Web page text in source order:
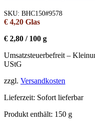
SKU: BHC150#9578
€ 4,20 Glas
€ 2,80 / 100 g
Umsatzsteuerbefreit –
UStG
zzgl. Versandkosten
Lieferzeit: Sofort lieferbar
Produkt enthält: 150 g